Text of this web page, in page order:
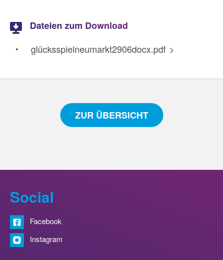
Dateien zum Download
glücksspielneumarkt2906docx.pdf
ZUR ÜBERSICHT
Social
Facebook
Instagram